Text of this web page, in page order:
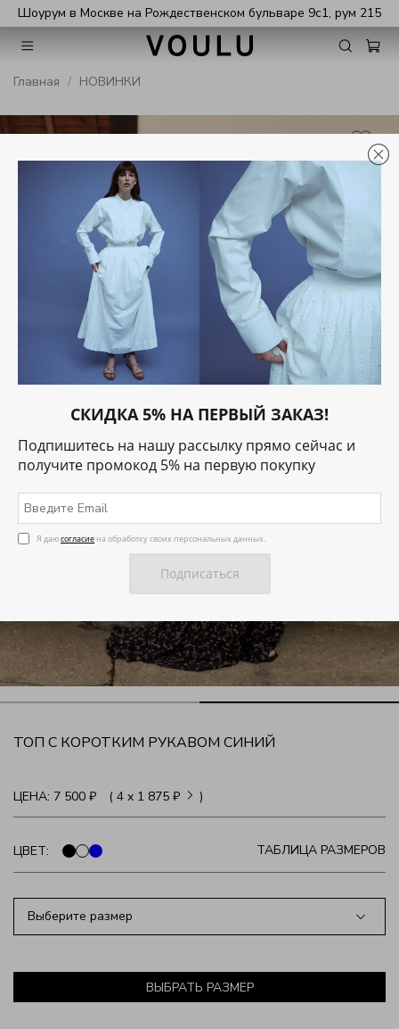
Шоурум в Москве на Рождественском бульваре 9с1, рум 215
Главная НОВИНКИ
ТОП С КОРОТКИМ РУКАВОМ СИНИЙ
ЦЕНА: 7 500 ₽ ( 4 x 1 875 ₽ )
ЦВЕТ: ТАБЛИЦА РАЗМЕРОВ
ВЫБРАТЬ РАЗМЕР
Выберите размер
СКИДКА 5% НА ПЕРВЫЙ ЗАКАЗ!
Подпишитесь на нашу рассылку прямо сейчас и
получите промокод 5% на первую покупку
Я даюсогласие на обработку своих персональных данных.